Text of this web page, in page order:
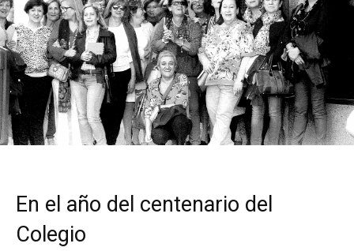
En el año del centenario del
Colegio